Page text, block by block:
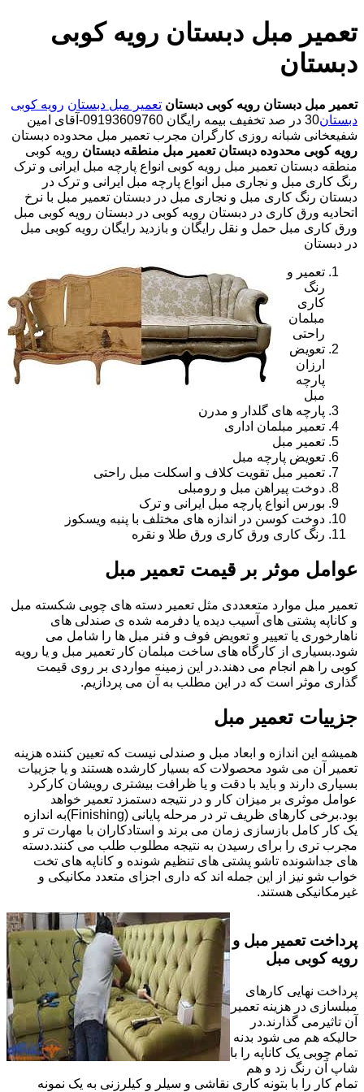
تعمیر مبل دبستان رویه کوبی
دبستان
تعمیر مبل دبستان رویه کوبی دبستان تعمیر مبل دبستان رویه کوبی
دبستان
30 در صد تخفیف بیمه رایگان 09193609760-آقای امین
شفیعخانی شبانه روزی کارگران مجرب تعمیر مبل محدوده دبستان
رویه کوبی محدوده دبستان تعمیر مبل منطقه دبستان رویه کوبی
منطقه دبستان تعمیر مبل رویه کوبی انواع پارچه مبل ایرانی و ترک
رنگ کاری مبل و نجاری مبل انواع پارچه مبل ایرانی و ترک در
دبستان رنگ کاری مبل و نجاری مبل در دبستان تعمیر مبل با نرخ
اتحادیه ورق کاری در دبستان رویه کوبی در دبستان رویه کوبی مبل
ورق کاری مبل حمل و نقل رایگان و بازدید رایگان رویه کوبی مبل
در دبستان
تعمیر و
رنگ
کاری
مبلمان
راحتی
تعویض
ارزان
پارچه
مبل
پارچه های گلدار و مدرن
تعمیر مبلمان اداری
تعمیر مبل
تعویض پارچه مبل
تعمیر مبل تقویت کلاف و اسکلت مبل راحتی
دوخت پیراهن مبل و رومبلی
بورس انواع پارچه مبل ایرانی و ترک
دوخت کوسن در اندازه های مختلف با پنبه ویسکوز
رنگ کاری ورق کاری ورق طلا و نقره
عوامل موثر بر قیمت تعمیر مبل
تعمیر مبل موارد متععددی مثل تعمیر دسته های چوبی شکسته مبل
و کاناپه پشتی های آسیب دیده یا دفرمه شده ی صندلی های
ناهارخوری یا تعییر و تعویض فوف و فنر مبل ها را شامل می
شود.بسیاری از کارگاه های ساخت مبلمان کار تعمیر مبل و یا رویه
کوبی را هم انجام می دهند.در این زمینه مواردی بر روی قیمت
گذاری موثر است که در این مطلب به آن می پردازیم.
جزییات تعمیر مبل
همیشه این اندازه و ابعاد مبل و صندلی نیست که تعیین کننده هزینه
تعمیر آن می شود محصولات که بسیار کارشده هستند و یا جزییات
بسیاری دارند و باید با دقت و یا ظرافت بیشتری رویشان کارکرد
عوامل موثری بر میزان کار و در نتیجه دستمزد تعمیر خواهد
بود.برخی کارهای ظریف تر در مرحله پایانی (Finishing)به اندازه
یک کار کامل بازسازی زمان می برند و استادکاران با مهارت تر و
مجرب تری را برای رسیدن به نتیجه مطلوب طلب می کنند.دسته
های جداشونده تاشو پشتی های تنظیم شونده و کاناپه های تخت
خواب شو نیز از این جمله اند که داری اجزای متعدد مکانیکی و
غیرمکانیکی هستند.
پرداخت تعمیر مبل و
رویه کوبی مبل
پرداخت نهایی کارهای
مبلسازی در هزینه تعمیر
آن تاثیرمی گذارند.در
حالیکه هم می شود بدنه
تمام چوبی یک کاناپه را با
شاپ آن رنگ زد و هم
تمام کار را با بتونه کاری نقاشی و سیلر و کیلرزنی به یک نمونه